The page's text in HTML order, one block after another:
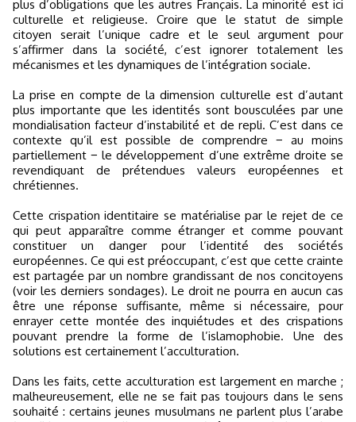
plus d’obligations que les autres Français. La minorité est ici
culturelle et religieuse. Croire que le statut de simple
citoyen serait l’unique cadre et le seul argument pour
s’affirmer dans la société, c’est ignorer totalement les
mécanismes et les dynamiques de l’intégration sociale.
La prise en compte de la dimension culturelle est d’autant
plus importante que les identités sont bousculées par une
mondialisation facteur d’instabilité et de repli. C’est dans ce
contexte qu’il est possible de comprendre − au moins
partiellement − le développement d’une extrême droite se
revendiquant de prétendues valeurs européennes et
chrétiennes.
Cette crispation identitaire se matérialise par le rejet de ce
qui peut apparaître comme étranger et comme pouvant
constituer un danger pour l’identité des sociétés
européennes. Ce qui est préoccupant, c’est que cette crainte
est partagée par un nombre grandissant de nos concitoyens
(voir les derniers sondages). Le droit ne pourra en aucun cas
être une réponse suffisante, même si nécessaire, pour
enrayer cette montée des inquiétudes et des crispations
pouvant prendre la forme de l’islamophobie. Une des
solutions est certainement l’acculturation.
Dans les faits, cette acculturation est largement en marche ;
malheureusement, elle ne se fait pas toujours dans le sens
souhaité : certains jeunes musulmans ne parlent plus l’arabe